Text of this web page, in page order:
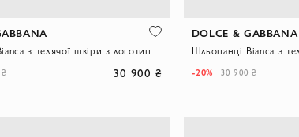
30 900 ₴
DOLCE & GABBANA
-20% 30 900 ₴